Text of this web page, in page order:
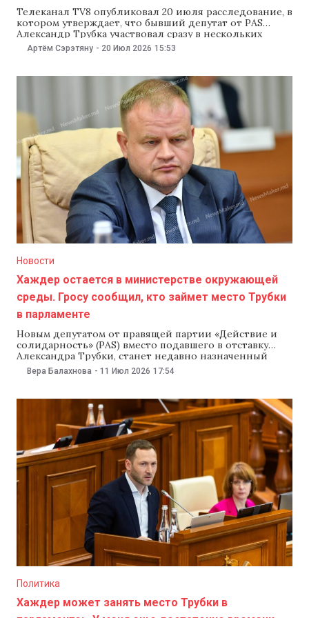
Телеканал TV8 опубликовал 20 июля расследование, в
котором утверждает, что бывший депутат от PAS
Александр Трубка участвовал сразу в нескольких
проектах в сфере недвижимости. Журналисты
уточняют, что помимо двух проектов в Трушенах,
Румынии. TV8 отмечает, что в октябре 2024 года, в
разгар президентских выборов
Артём Сэрэтяну - 20 Июл 2026 15:53
Новости
Хаждер остается в министерстве окружающей
среды. Гросу сообщил, кто займет место Трубки
в парламенте
Новым депутатом от правящей партии «Действие и
солидарность» (PAS) вместо подавшего в отставку
Александра Трубки, станет недавно назначенный
государственным секретарем бюро реинтеграции
Роман Рошка. Об этом сообщил 11 июля спикер
следующий после Трубки кандидат в избирательном
списке PAS на парламентских выборах 2025
Вера Балахнова - 11 Июл 2026 17:54
Политика
Хаждер может занять место Трубки в